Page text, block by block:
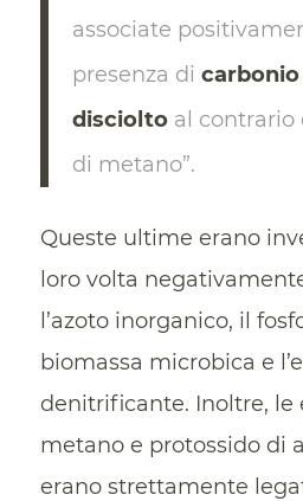
associate
presenza di
discioltoal contrario
di metano”.
Queste ultime erano
loro volta
l’azoto inorganico, il
biomassa microbica e
denitrificante. Inoltre, le
metano e protossido di
erano strettamente